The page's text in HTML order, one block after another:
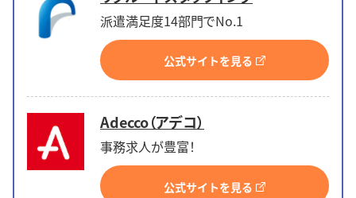
派遣満足度14部門でNo.1
公式サイトを見る
Adecco（アデコ）
事務求人が豊富！
公式サイトを見る